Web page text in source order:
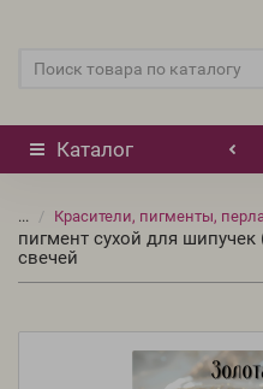
Каталог
... Красители, пигменты,
пигмент сухой для
свечей